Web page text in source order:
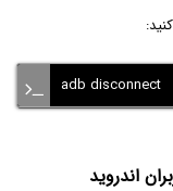
adb disconnect